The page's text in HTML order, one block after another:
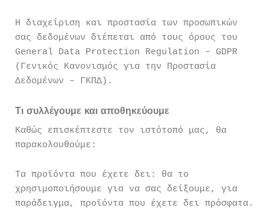
Η διαχείριση και προστασία των προσωπικών
σας δεδομένων διέπεται από τους όρους του
General Data Protection Regulation – GDPR
(Γενικός Κανονισμός για την Προστασία
Δεδομένων – ΓΚΠΔ).
Τι συλλέγουμε και αποθηκεύουμε
Καθώς επισκέπτεστε τον ιστότοπό μας, θα
παρακολουθούμε:
Τα προϊόντα που έχετε δει: θα το
χρησιμοποιήσουμε για να σας δείξουμε, για
παράδειγμα, προϊόντα που έχετε δει πρόσφατα.